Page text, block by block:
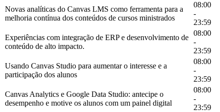
Novas analíticas do Canvas LMS como ferramenta para a
melhoria contínua dos conteúdos de cursos ministrados
08:00
-
23:59
Experiências com integração de ERP e desenvolvimento de
conteúdo de alto impacto.
08:00
-
23:59
Usando Canvas Studio para aumentar o interesse e a
participação dos alunos
08:00
-
23:59
Canvas Analytics e Google Data Studio: antecipe o
desempenho e motive os alunos com um painel digital
08:00
-
23:59